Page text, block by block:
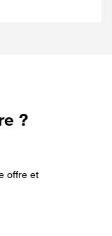
?
offre et